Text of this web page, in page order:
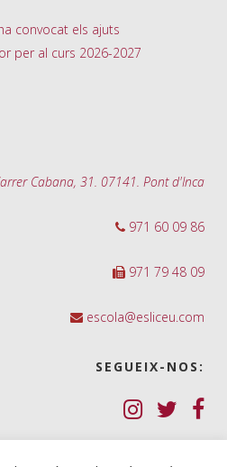
convocat els ajuts
per al curs 2026-2027
Cabana, 31. 07141. Pont d'Inca
971 60 09 86
971 79 48 09
escola@esliceu.com
SEGUEIX-NOS: